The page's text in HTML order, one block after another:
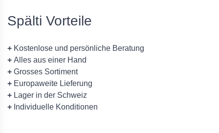
Spälti Vorteile
+ Kostenlose und persönliche Beratung
+ Alles aus einer Hand
+ Grosses Sortiment
+ Europaweite Lieferung
+ Lager in der Schweiz
+ Individuelle Konditionen